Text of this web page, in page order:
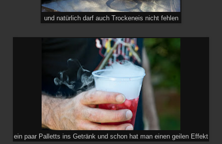
und natürlich darf auch Trockeneis nicht fehlen
ein paar Palletts ins Getränk und schon hat man einen geilen Effekt